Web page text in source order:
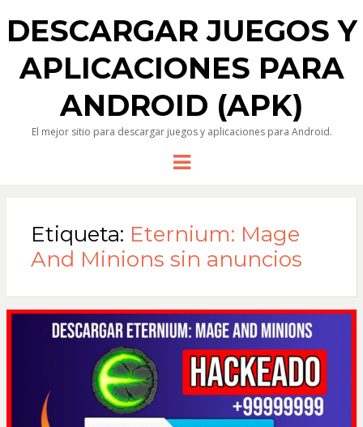
DESCARGAR JUEGOS Y
APLICACIONES PARA
ANDROID (APK)
El mejor sitio para descargar juegos y aplicaciones para Android.
Menu
Etiqueta: Eternium: Mage
And Minions sin anuncios